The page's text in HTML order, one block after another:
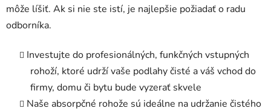
môže líšiť. Ak si nie ste istí, je najlepšie požiadať o radu
odborníka.
Investujte do profesionálných, funkčných vstupných
rohoží, ktoré udrží vaše podlahy čisté a váš vchod do
firmy, domu či bytu bude vyzerať skvele
Naše absorpčné rohože sú ideálne na udržanie čistého